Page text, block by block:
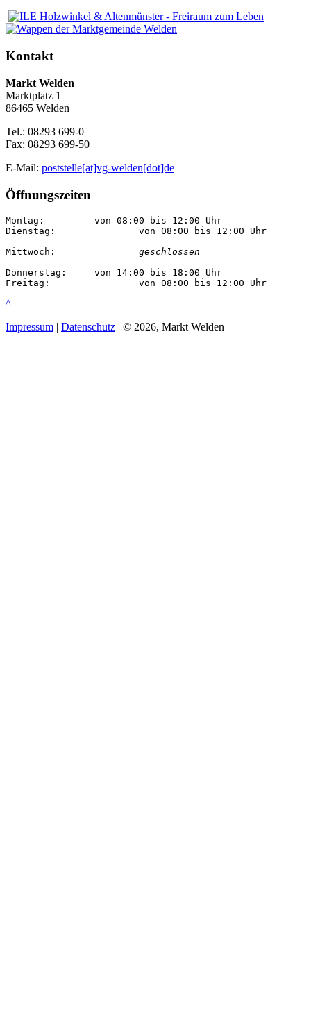
Kontakt
Markt Welden
Marktplatz 1
86465 Welden
Tel.: 08293 699-0
Fax: 08293 699-50
E-Mail: poststelle[at]vg-welden[dot]de
Öffnungszeiten
Montag:		von 08:00 bis 12:00 Uhr
Dienstag:		von 08:00 bis 12:00 Uhr
geschlossen
Donnerstag:	von 14:00 bis 18:00 Uhr
Freitag:		von 08:00 bis 12:00 Uhr
^
Impressum | Datenschutz | © 2026, Markt Welden